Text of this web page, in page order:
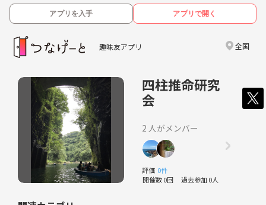
アプリを入手 アプリで開く
趣味友アプリ 全国
四柱推命研究
会
2 人がメンバー
評価 0件
開催数 0回 過去参加 0人